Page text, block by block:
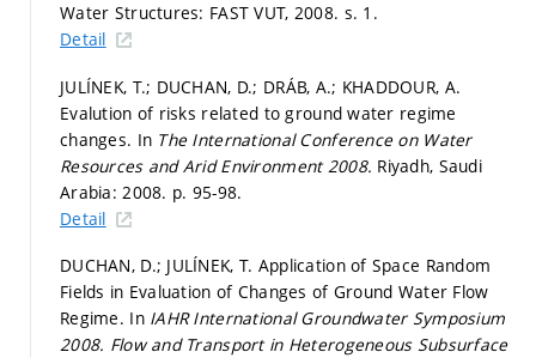
Water Structures: FAST VUT, 2008. s. 1.
Detail
JULÍNEK, T.; DUCHAN, D.; DRÁB, A.; KHADDOUR, A.
Evalution of risks related to ground water regime
changes. In The International Conference on Water
Resources and Arid Environment 2008. Riyadh, Saudi
Arabia: 2008. p. 95-98.
Detail
DUCHAN, D.; JULÍNEK, T. Application of Space Random
Fields in Evaluation of Changes of Ground Water Flow
Regime. In IAHR International Groundwater Symposium
2008. Flow and Transport in Heterogeneous Subsurface